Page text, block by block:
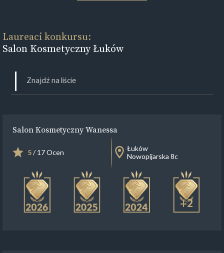
Laureaci konkursu:
Salon Kosmetyczny Łuków
Salon Kosmetyczny Wanessa
5/ 17 Ocen
Łuków
Nowopijarska 8c
+2